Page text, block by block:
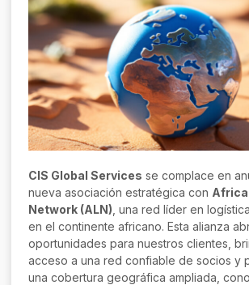
CIS Global Services se complace en
nueva asociación estratégica con
Network (ALN) , una red líder en
en el continente africano. Esta alianza
oportunidades para nuestros clientes,
acceso a una red confiable de socios y
una cobertura geográfica ampliada,